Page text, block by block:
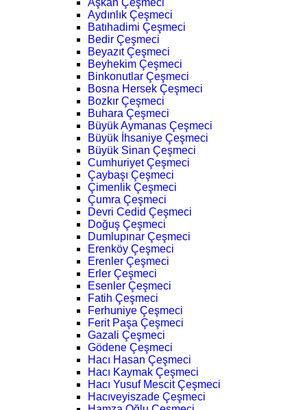
Aşkan Çeşmeci
Aydınlık Çeşmeci
Batıhadimi Çeşmeci
Bedir Çeşmeci
Beyazıt Çeşmeci
Beyhekim Çeşmeci
Binkonutlar Çeşmeci
Bosna Hersek Çeşmeci
Bozkır Çeşmeci
Buhara Çeşmeci
Büyük Aymanas Çeşmeci
Büyük İhsaniye Çeşmeci
Büyük Sinan Çeşmeci
Cumhuriyet Çeşmeci
Çaybaşı Çeşmeci
Çimenlik Çeşmeci
Çumra Çeşmeci
Devri Cedid Çeşmeci
Doğuş Çeşmeci
Dumlupınar Çeşmeci
Erenköy Çeşmeci
Erenler Çeşmeci
Erler Çeşmeci
Esenler Çeşmeci
Fatih Çeşmeci
Ferhuniye Çeşmeci
Ferit Paşa Çeşmeci
Gazali Çeşmeci
Gödene Çeşmeci
Hacı Hasan Çeşmeci
Hacı Kaymak Çeşmeci
Hacı Yusuf Mescit Çeşmeci
Hacıveyiszade Çeşmeci